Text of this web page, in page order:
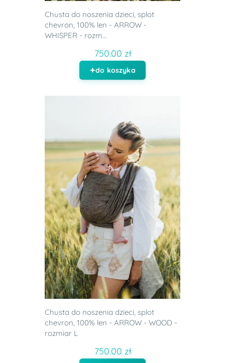
Chusta do noszenia dzieci, splot
chevron, 100% len - ARROW -
WHISPER - rozm...
750.00 zł
do koszyka
Chusta do noszenia dzieci, splot
chevron, 100% len - ARROW - WOOD -
rozmiar L
750.00 zł